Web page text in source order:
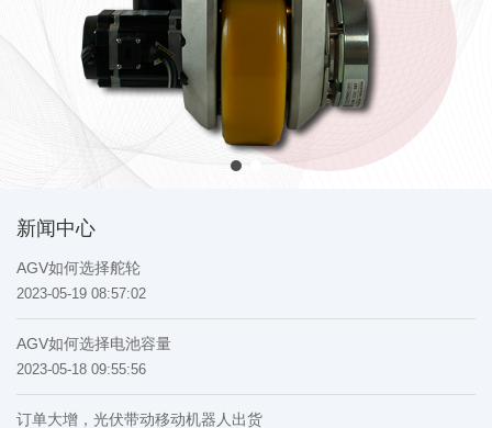
新闻中心
AGV如何选择舵轮
2023-05-19 08:57:02
AGV如何选择电池容量
2023-05-18 09:55:56
订单大增，光伏带动移动机器人出货